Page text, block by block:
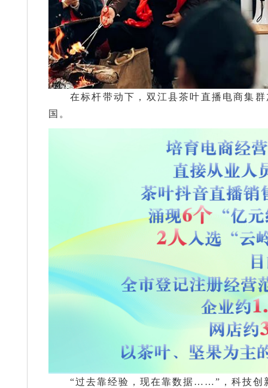
在标杆带动下，双江县茶叶直播电商集
国。
“过去靠经验，现在靠数据……”，科技创